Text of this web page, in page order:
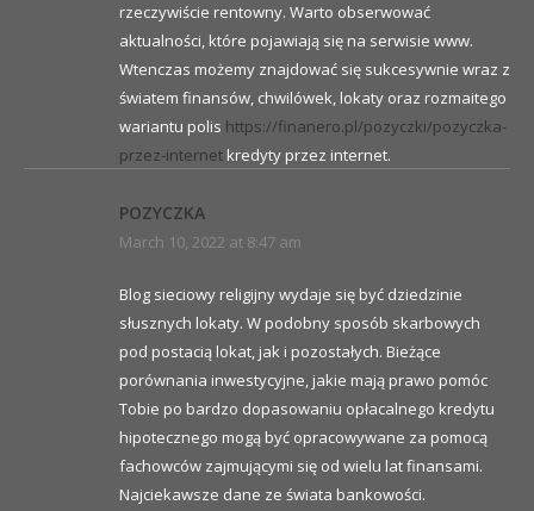
rzeczywiście rentowny. Warto obserwować
aktualności, które pojawiają się na serwisie www.
Wtenczas możemy znajdować się sukcesywnie wraz z
światem finansów, chwilówek, lokaty oraz rozmaitego
wariantu polis https://finanero.pl/pozyczki/pozyczka-
przez-internet kredyty przez internet.
POZYCZKA
March 10, 2022 at 8:47 am
Blog sieciowy religijny wydaje się być dziedzinie
słusznych lokaty. W podobny sposób skarbowych
pod postacią lokat, jak i pozostałych. Bieżące
porównania inwestycyjne, jakie mają prawo pomóc
Tobie po bardzo dopasowaniu opłacalnego kredytu
hipotecznego mogą być opracowywane za pomocą
fachowców zajmującymi się od wielu lat finansami.
Najciekawsze dane ze świata bankowości.